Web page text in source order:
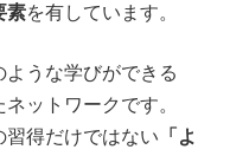
素を有しています。
うな学びができる
ットワークです。
得だけではない 「よ